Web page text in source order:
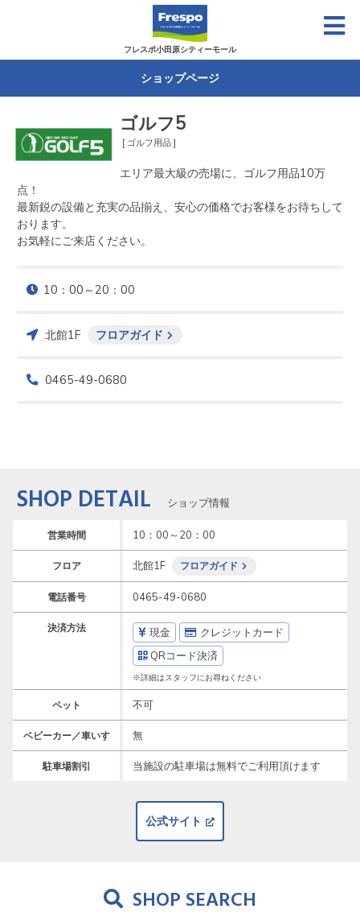
フレスポ小田原シティーモール
ショップページ
ゴルフ5
[ ゴルフ用品 ]
エリア最大級の売場に、ゴルフ用品10万
点！
最新鋭の設備と充実の品揃え、安心の価格でお客様をお待ちして
おります。
お気軽にご来店ください。
10：00～20：00
北館1F フロアガイド
0465-49-0680
SHOP DETAIL ショップ情報
営業時間 10：00～20：00
フロア 北館1F フロアガイド
電話番号 0465-49-0680
決済方法 現金
クレジットカード
QRコード決済
※詳細はスタッフにお尋ねください
ペット 不可
ベビーカー／車いす 無
駐車場割引 当施設の駐車場は無料でご利用頂けます
公式サイト
SHOP SEARCH